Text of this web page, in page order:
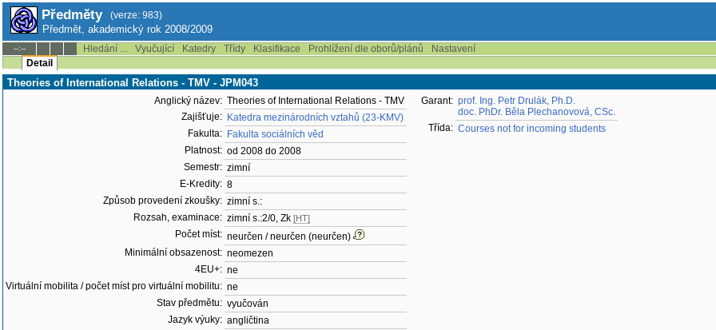
Předměty (verze: 983)
Předmět, akademický rok 2008/2009
--:-- Hledání ... Vyučující Katedry Třídy Klasifikace Prohlížení dle oborů/plánů
Nastavení
Detail
Theories of International Relations - TMV - JPM043
Anglický název: Theories of International Relations - TMV
Zajišťuje: Katedra mezinárodních vztahů (23-KMV)
Fakulta: Fakulta sociálních věd
Platnost: od 2008 do 2008
Semestr: zimní
E-Kredity: 8
Způsob provedení zkoušky: zimní s.:
Rozsah, examinace: zimní s.:2/0, Zk [HT]
Počet míst: neurčen / neurčen (neurčen)
Minimální obsazenost: neomezen
4EU+: ne
Virtuální mobilita / počet míst pro virtuální mobilitu: ne
Stav předmětu: vyučován
Jazyk výuky: angličtina
Garant: prof. Ing. Petr Drulák, Ph.D.
doc. PhDr. Běla Plechanovová, CSc.
Třída: Courses not for incoming students